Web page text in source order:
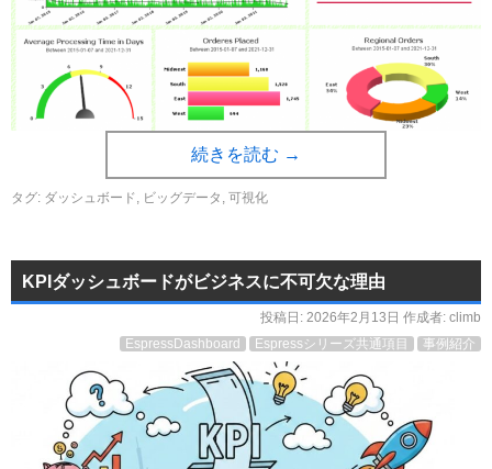
続きを読む →
タグ: ダッシュボード, ビッグデータ , 可視化
KPIダッシュボードがビジネスに不可欠な理由
投稿日: 2026年2月13日 作成者: climb
EspressDashboard
Espressシリーズ共通項目 事例紹介